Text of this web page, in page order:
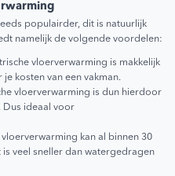
populairder, dit is natuurlijk
namelijk de volgende voordelen:
vloerverwarming is makkelijk
kosten van een vakman.
vloerverwarming is dun hierdoor
Dus ideaal voor
kan al binnen 30
veel sneller dan watergedragen